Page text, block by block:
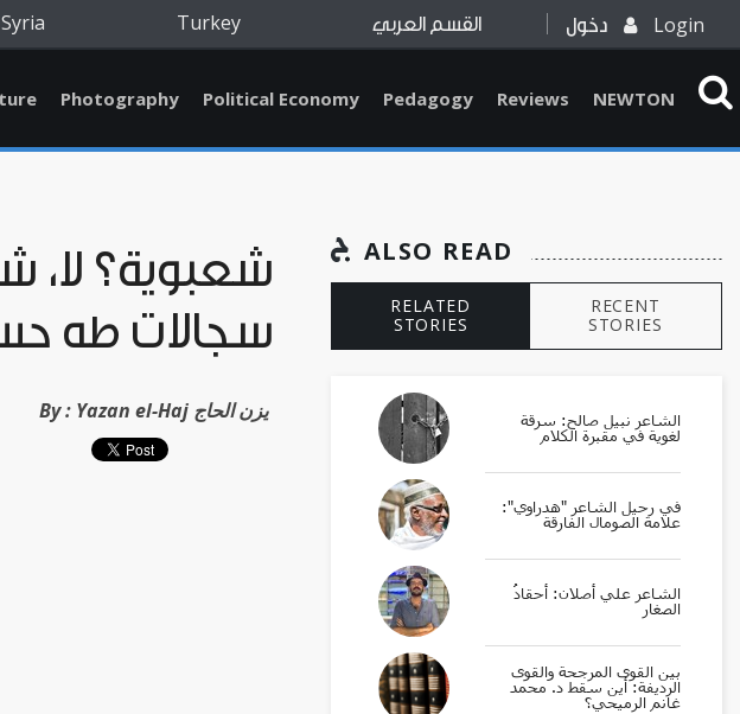
Syria Turkey القسم العربي دخول Login
Photography Political Economy Pedagogy Reviews NEWTON
شعبويّة؟ لا،
سجالات طه
By : Yazan el-Haj يزن الحاج
ALSO READ
RELATED
STORIES
RECENT
STORIES
الشاعر نبيل صالح: سرقة
لغوية في مقبرة الكلام
في رحيل الشاعر "هدراوي":
علامة الصومال الفارقة
الشاعر علي أصلان: أحقادُ
الصغار
بين القوى المرجحة والقوى
الرديفة: أين سقط د. محمد
غانم الرميحي؟